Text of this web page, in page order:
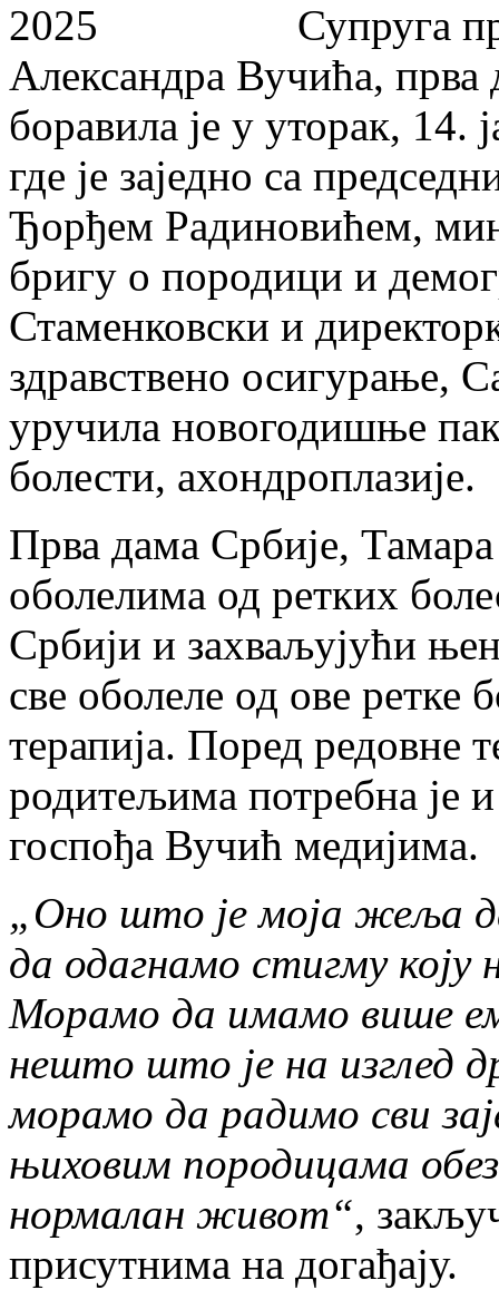
Супруга
Александра Вучића,
боравила је у уторак,
где је заједно са
Ђорђем Радиновићем,
бригу о породици и
Стаменковски и
здравствено осигурање,
уручила новогодишње
болести, ахондроплазије.
Прва дама Србије,
оболелима од ретких
Србији и захваљујући
све оболеле од ове ретке
терапија. Поред редовне
родитељима потребна је
госпођа Вучић медијима.
„Оно што је моја жеља
да одагнамо стигму коју
Морамо да имамо више
нешто што је на изглед
морамо да радимо сви
њиховим породицама
нормалан живот“,
присутнима на догађају.